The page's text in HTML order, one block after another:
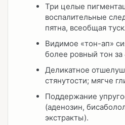
Три целые
воспалительные
пятна, всеобщая
Видимое «тон-ап»
более ровный тон
Деликатное
стянутости; мягче
Поддержание
(аденозин,
экстракты).